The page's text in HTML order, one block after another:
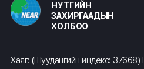
НУТГИЙН
ЗАХИРГААДЫН
ХОЛБОО
Хаяг: (Шуудангийн индекс: 37668)